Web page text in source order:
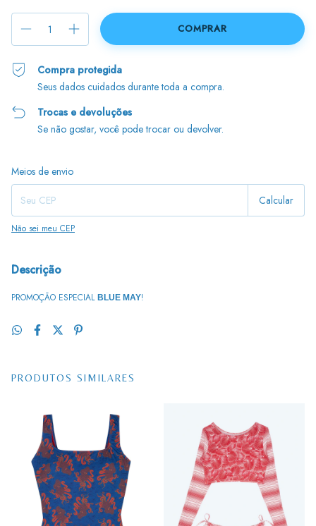
Compra protegida
Seus dados cuidados durante toda a compra.
Trocas e devoluções
Se não gostar, você pode trocar ou devolver.
Entregas para o CEP:
Meios de envio
Calcular
Não sei meu CEP
Descrição
PROMOÇÃO ESPECIAL BLUE MAY!
PRODUTOS SIMILARES